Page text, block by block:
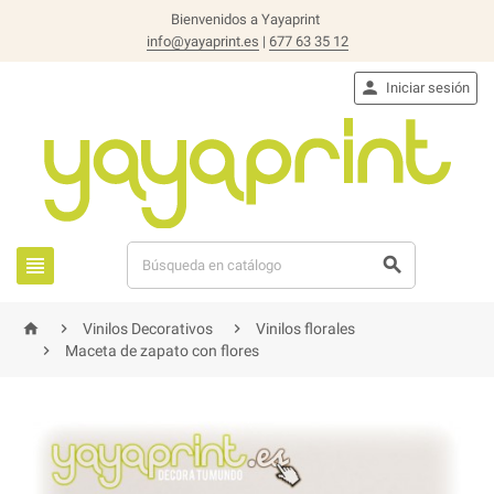
Bienvenidos a Yayaprint
info@yayaprint.es | 677 63 35 12
 
 Iniciar sesión
  Vinilos Decorativos 
Vinilos florales

Maceta de zapato con flores